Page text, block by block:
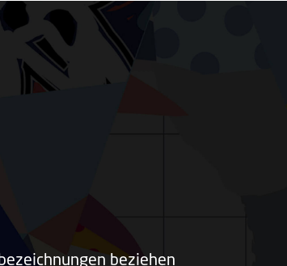
beziehen